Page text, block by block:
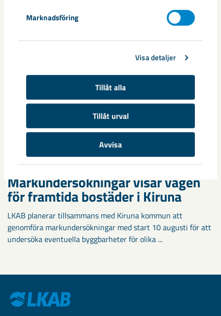
Marknadsföring
Visa detaljer
Tillåt alla
Tillåt urval
Avvisa
Kirunaborna fick under helgen uppleva handboll på hög nivå
när ungdomslandslag från Sverige, Norge, Portugal och
Markundersökningar visar vägen
för framtida bostäder i Kiruna
LKAB planerar tillsammans med Kiruna kommun att
genomföra markundersökningar med start 10 augusti för att
undersöka eventuella byggbarheter för olika ...